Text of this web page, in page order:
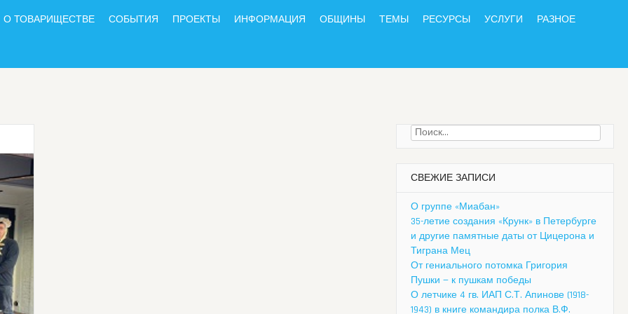
О ТОВАРИЩЕСТВЕ СОБЫТИЯ ПРОЕКТЫ ИНФОРМАЦИЯ ОБЩИНЫ ТЕМЫ РЕСУРСЫ УСЛУГИ РАЗНОЕ
Найти:
СВЕЖИЕ ЗАПИСИ
О группе «Миабан»
35-летие создания «Крунк» в Петербурге
и другие памятные даты от Цицерона и
Тиграна Мец
От гениального потомка Григория
Пушки — к пушкам победы
О летчике 4 гв. ИАП С.Т. Апинове (1918-
1943) в книге командира полка В.Ф.